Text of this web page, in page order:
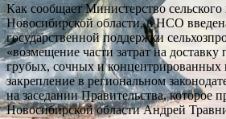
Как сообщает Министерство сельского
Новосибирской области, в НСО
государственной поддержки
«возмещение части затрат на
грубых, сочных и концентрированных
закрепление в региональном
на заседании Правительства, которое
Новосибирской области Андрей